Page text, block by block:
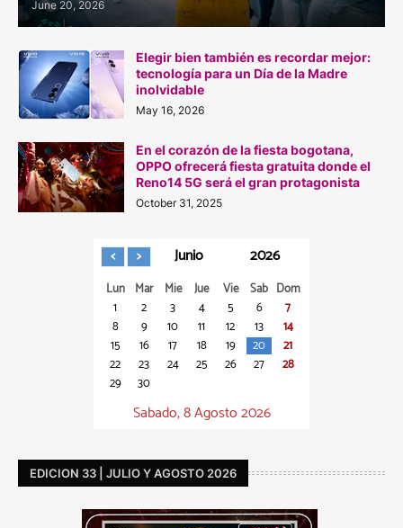
June 20, 2026
Elegir bien también es recordar mejor:
tecnología para un Día de la Madre
inolvidable
May 16, 2026
En el corazón de la fiesta bogotana,
OPPO ofrecerá fiesta gratuita donde el
Reno14 5G será el gran protagonista
October 31, 2025
Junio 2026
Lun Mar Mie Jue Vie Sab Dom
1
2 3 4 5 6
7
8
9 10 11 12 13
14
15
16 17 18 19 20
21
22
23 24 25 26 27
28
29
30
Sabado, 8 Agosto 2026
EDICION 33 | JULIO Y AGOSTO 2026